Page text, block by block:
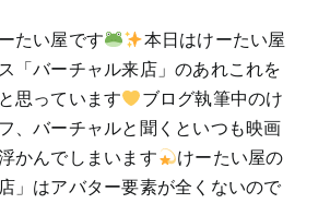
たい屋です
本日はけーたい屋
「バーチャル来店」のあれこれを
思っています
ブログ執筆中のけ
、バーチャルと聞くといつも映画
かんでしまいます
けーたい屋の
」はアバター要素が全くないので